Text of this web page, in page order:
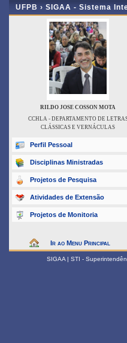
UFPB › SIGAA - Sistema
RILDO JOSE COSSON MOTA
CCHLA - DEPARTAMENTO DE
CLÁSSICAS E VERNÁCULAS
Perfil Pessoal
Disciplinas Ministradas
Projetos de Pesquisa
Atividades de Extensão
Projetos de Monitoria
Ir ao Menu Principal
SIGAA | STI -